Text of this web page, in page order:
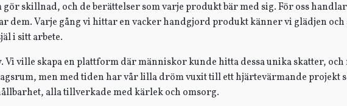
skillnad, och de berättelser som varje produkt bär med sig. För oss
Varje gång vi hittar en vacker handgjord produkt känner vi glädjen
i sitt arbete.
ville skapa en plattform där människor kunde hitta dessa unika skatter,
men med tiden har vår lilla dröm vuxit till ett hjärtevärmande projekt
alla tillverkade med kärlek och omsorg.